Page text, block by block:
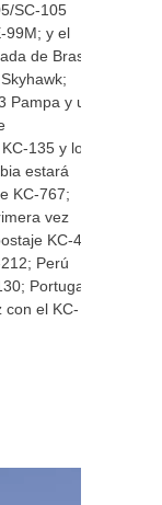
SC-105
99M; y el
de Brasil
y un
135 y los
estará
KC-767;
vez
KC-46;
Perú
Portugal,
con el KC-